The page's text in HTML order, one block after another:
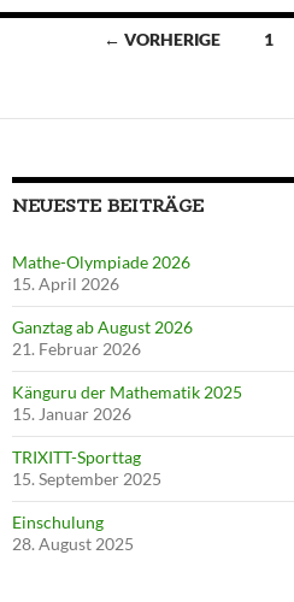
Beitragsnavigation
← VORHERIGE 1
NEUESTE BEITRÄGE
Mathe-Olympiade 2026
15. April 2026
Ganztag ab August 2026
21. Februar 2026
Känguru der Mathematik 2025
15. Januar 2026
TRIXITT-Sporttag
15. September 2025
Einschulung
28. August 2025